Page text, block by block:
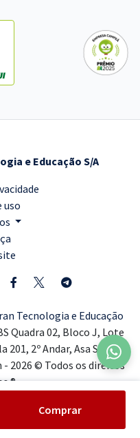
Comprar
e Educação S/A
uso
Tecnologia e Educação
Quadra 02, Bloco J, Lote
201, 2º Andar, Asa Sul,
- 2026 © Todos os direitos
®